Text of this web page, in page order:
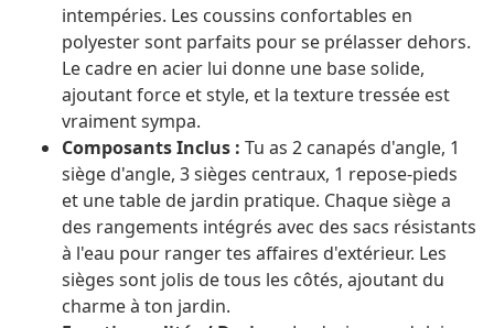
intempéries. Les coussins confortables en
polyester sont parfaits pour se prélasser dehors.
Le cadre en acier lui donne une base solide,
ajoutant force et style, et la texture tressée est
vraiment sympa.
Composants Inclus : Tu as 2 canapés d'angle, 1
siège d'angle, 3 sièges centraux, 1 repose-pieds
et une table de jardin pratique. Chaque siège a
des rangements intégrés avec des sacs résistants
à l'eau pour ranger tes affaires d'extérieur. Les
sièges sont jolis de tous les côtés, ajoutant du
charme à ton jardin.